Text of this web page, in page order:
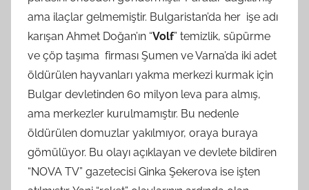
ama ilaçlar gelmemiştir. Bulgaristan’da her işe adı
karışan Ahmet Doğan’ın “Volf” temizlik, süpürme
ve çöp taşıma firması Şumen ve Varna’da iki adet
öldürülen hayvanları yakma merkezi kurmak için
Bulgar devletinden 60 milyon leva para almış,
ama merkezler kurulmamıştır. Bu nedenle
öldürülen domuzlar yakılmıyor, oraya buraya
gömülüyor. Bu olayı açıklayan ve devlete bildiren
“NOVA TV” gazetecisi Ginka Şekerova ise işten